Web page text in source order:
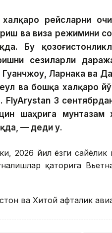
халқаро рейсларни
ва виза режимини
Бу
сезиларли
Ларнака ва
ва бошқа халқаро
FlyArystan 3
шаҳрига мунтазам
— деди у.
2026 йил ёзги
қаторига
ва Хитой ҳафталик